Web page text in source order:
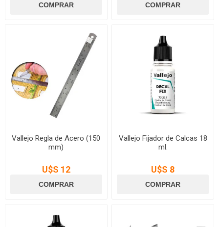
Vallejo Regla de Acero (150
mm)
U$S 12
Vallejo Fijador de Calcas 18
ml.
U$S 8